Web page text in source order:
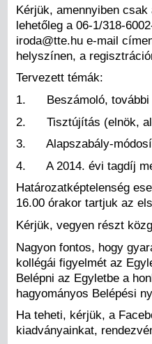
Kérjük, amennyiben
lehetőleg a 06-1/318-
iroda@tte.hu e-mail
helyszínen, a
Tervezett témák:
1. Beszámoló, további
2. Tisztújítás (elnök,
3. Alapszabály-
4. A 2014. évi tagdíj
Határozatképtelenség
16.00 órakor tartjuk az
Kérjük, vegyen részt
Nagyon fontos, hogy
kollégái figyelmét az
Belépni az Egyletbe a
hagyományos Belépési
Ha teheti, kérjük, a
kiadványainkat,